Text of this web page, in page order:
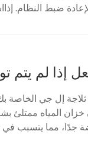
لإعادة ضبط
ثلاجة إل جي
المياه ممتلئ
جدًا، مما يتسبب في